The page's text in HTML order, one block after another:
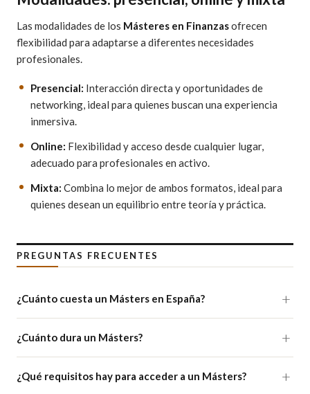
Las modalidades de los Másteres en Finanzasofrecen
flexibilidad para adaptarse a diferentes necesidades
profesionales.
Presencial: Interacción directa y oportunidades de
networking, ideal para quienes buscan una experiencia
inmersiva.
Online: Flexibilidad y acceso desde cualquier lugar,
adecuado para profesionales en activo.
Mixta: Combina lo mejor de ambos formatos, ideal para
quienes desean un equilibrio entre teoría y práctica.
PREGUNTAS FRECUENTES
¿Cuánto cuesta un Másters en España?
¿Cuánto dura un Másters?
¿Qué requisitos hay para acceder a un Másters?